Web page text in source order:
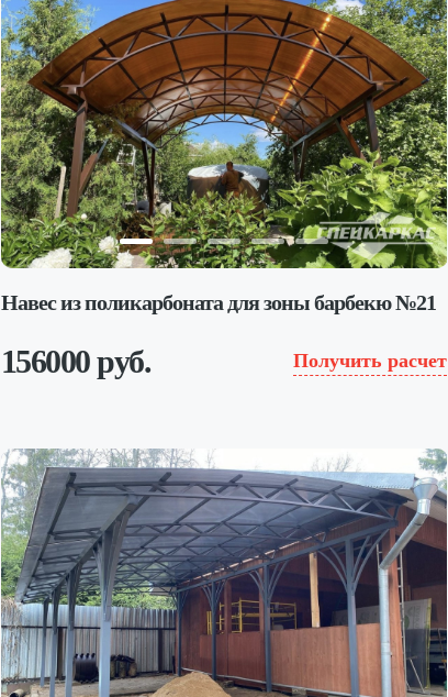
Навес из поликарбоната для зоны барбекю №21
156000 руб. Получить расчет